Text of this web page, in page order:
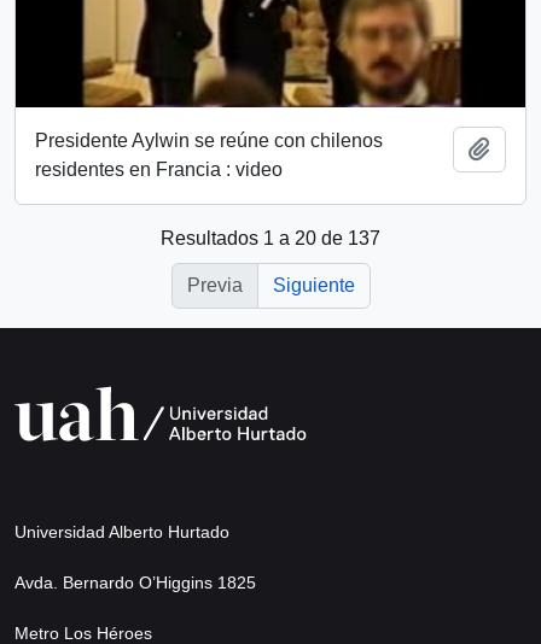
Presidente Aylwin se reúne con chilenos
residentes en Francia : video
Resultados 1 a 20 de 137
Previa Siguiente
Universidad Alberto Hurtado
Avda. Bernardo O’Higgins 1825
Metro Los Héroes